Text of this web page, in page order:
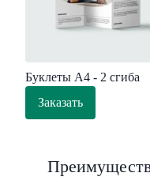
Буклеты А4 - 2 сгиба
Заказать